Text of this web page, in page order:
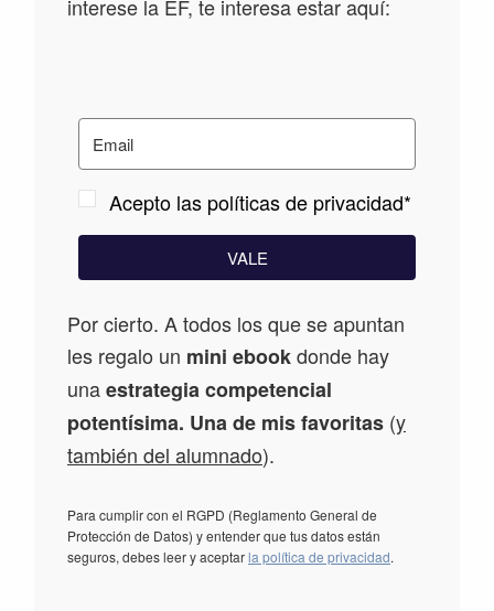
interese la EF, te interesa estar aquí:
Acepto las políticas de privacidad*
VALE
Por cierto. A todos los que se apuntan
les regalo un mini ebookdonde hay
unaestrategia competencial
potentísima. Una de mis favoritas (y
también del alumnado).
Para cumplir con el RGPD (Reglamento General de
Protección de Datos) y entender que tus datos están
seguros, debes leer y aceptarla política de privacidad.